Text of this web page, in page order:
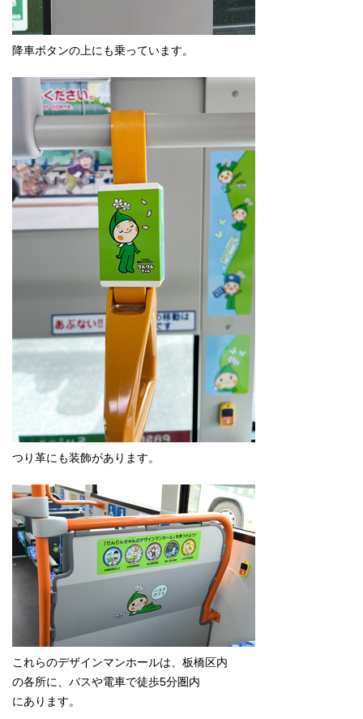
降車ボタンの上にも乗っています。
つり革にも装飾があります。
これらのデザインマンホールは、板橋区内
の各所に、バスや電車で徒歩5分圏内
にあります。